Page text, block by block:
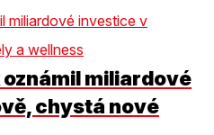
miliardové
chystá nové